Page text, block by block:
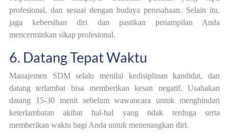
profesional, dan sesuai dengan budaya perusahaan. Selain itu,
jaga kebersihan diri dan pastikan penampilan Anda
mencerminkan sikap profesional.
6. Datang Tepat Waktu
Manajemen SDM selalu menilai kedisiplinan kandidat, dan
datang terlambat bisa memberikan kesan negatif. Usahakan
datang 15-30 menit sebelum wawancara untuk menghindari
keterlambatan akibat hal-hal yang tidak terduga serta
memberikan waktu bagi Anda untuk menenangkan diri.